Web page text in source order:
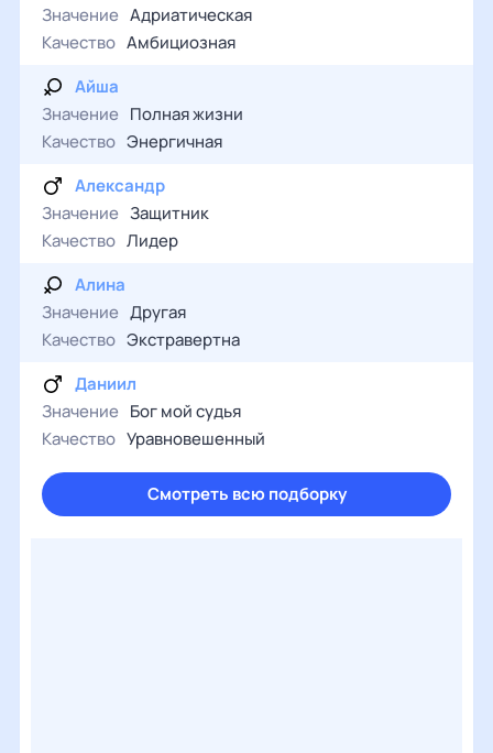
Значение Адриатическая
Качество Амбициозная
Айша
Значение Полная жизни
Качество Энергичная
Александр
Значение Защитник
Качество Лидер
Алина
Значение Другая
Качество Экстравертна
Даниил
Значение Бог мой судья
Качество Уравновешенный
Смотреть всю подборку